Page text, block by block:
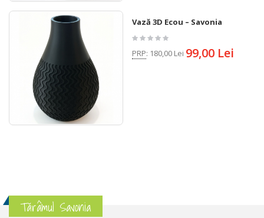
Vază 3D Ecou – Savonia
PRP: 180,00 Lei 99,00 Lei
Tărâmul Savonia